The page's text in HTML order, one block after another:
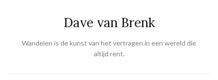
Dave van Brenk
Wandelen is de kunst van het vertragen in een wereld die
altijd rent.